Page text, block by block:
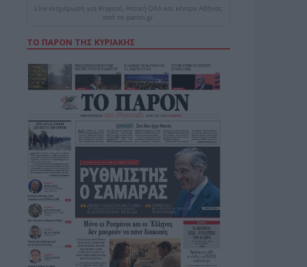
Live ενημέρωση για Κηφισό, Αττική Οδό και κέντρο Αθήνας
από το paron.gr
ΤΟ ΠΑΡΟΝ ΤΗΣ ΚΥΡΙΑΚΗΣ